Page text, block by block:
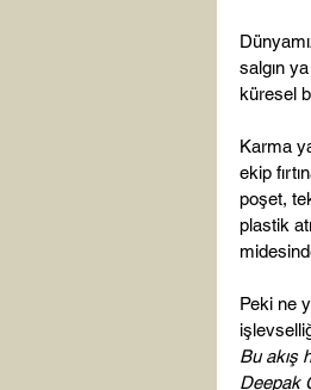
salgın
küresel
Karma
ekip
poşet,
plastik
Peki ne
Bu akış
Deepak